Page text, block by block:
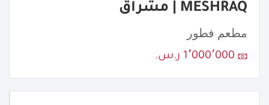
MESHRAQ | مشراق
مطعم فطور
1٬000٬000 ر.س.